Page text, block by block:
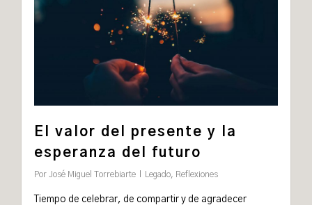
El valor del presente y la
esperanza del futuro
Por José Miguel Torrebiarte Legado, Reflexiones
Tiempo de celebrar, de compartir y de agradecer